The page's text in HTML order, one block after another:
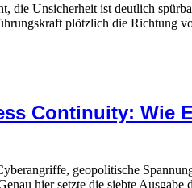
die Unsicherheit ist deutlich
plötzlich die Richtung
Continuity: Wie
geopolitische
hier setzte die siebte